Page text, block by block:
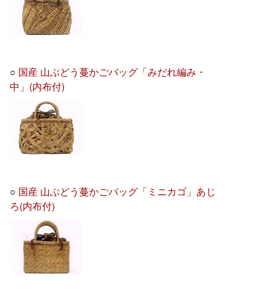
○ 国産 山ぶどう蔓かごバッグ「みだれ編み・
中」(内布付)
○ 国産 山ぶどう蔓かごバッグ「ミニカゴ」あじ
ろ(内布付)